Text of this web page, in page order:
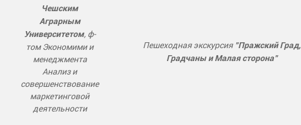
Чешским
Аграрным
Университетом, ф-
том Экономими и
менеджмента
Анализ и
совершенствование
маркетинговой
деятельности
Пешеходная экскурсия "Пражский Град,
Градчаны и Малая сторона"